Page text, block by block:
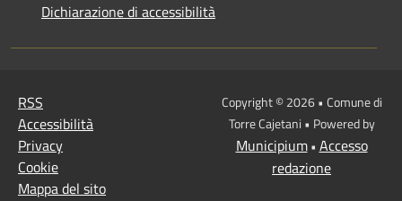
Dichiarazione di accessibilità
RSS
Accessibilità
Privacy
Cookie
Mappa del sito
Copyright © 2026 • Comune di
Torre Cajetani • Powered by
Municipium• Accesso
redazione